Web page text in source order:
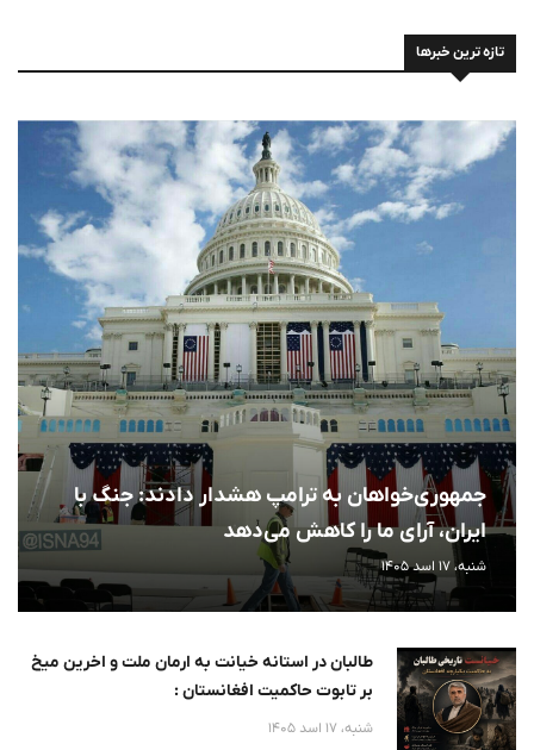
تازه ترین خبرها
جمهوری‌خواهان به ترامپ هشدار دادند: جنگ با
ایران، آرای ما را کاهش می‌دهد
شنبه، 17 اسد 1405
طالبان در استانه خیانت به ارمان ملت و اخرین میخ
بر تابوت حاکمیت افغانستان :
شنبه، 17 اسد 1405